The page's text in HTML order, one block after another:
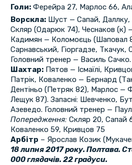
Голи:Ферейра 27, Марлос 66,
Ворскла:Шуст — Сапай,
Скляр (Одарюк 74), Чеснаков (к)
Кадимян — Коломоєць (Шаповал
Сарнавський, Гіоргадзе,
Головний тренер — Василь Сачко.
Шахтар:Пятов — Ісмаїлі,
Патрік, Коваленко — Бернард
Дентіньо (Петряк 82), Марлос —
Лещук 87). Запасні: Шевченко,
Азеведо. Головний тренер —
Попередження:Скляр 20, Сапай
Коваленко 59, Кривцов 75
Арбітр – Ярослав Козик
18 липня 2017 року. Полтава.
000 глядачів. 22 градуси.